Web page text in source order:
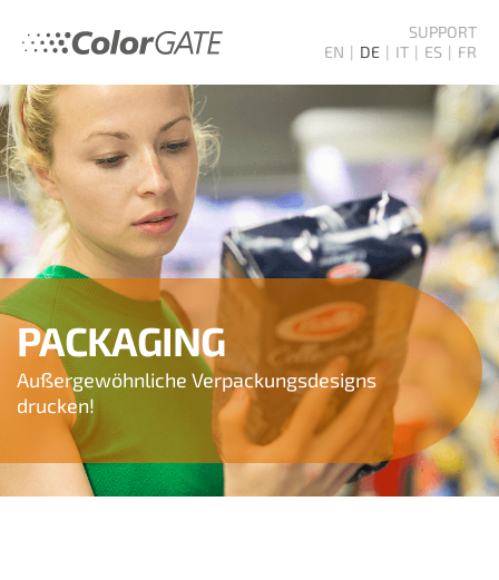
SUPPORT
EN
DE IT ES FR
PACKAGING
Außergewöhnliche Verpackungsdesigns
drucken!